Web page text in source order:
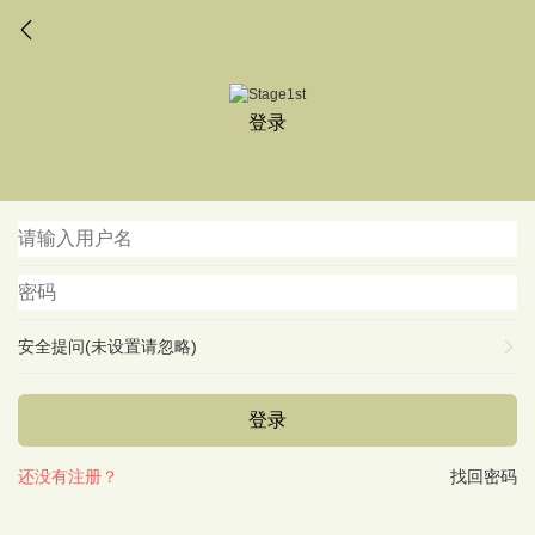
登录
安全提问(未设置请忽略)
登录
找回密码
还没有注册？